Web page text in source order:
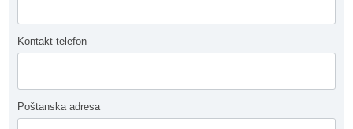
Kontakt telefon
Poštanska adresa